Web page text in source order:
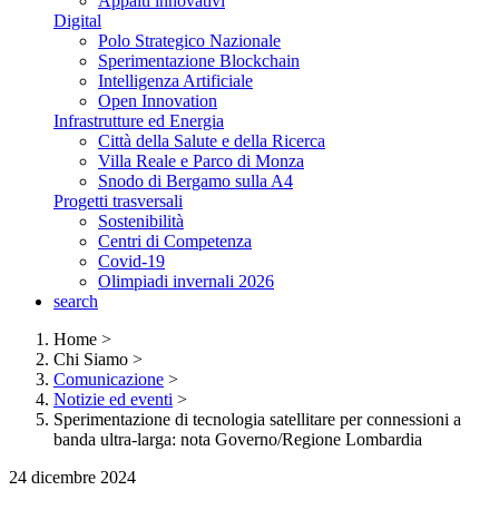
Digital
Polo Strategico Nazionale
Sperimentazione Blockchain
Intelligenza Artificiale
Open Innovation
Infrastrutture ed Energia
Città della Salute e della Ricerca
Villa Reale e Parco di Monza
Snodo di Bergamo sulla A4
Progetti trasversali
Sostenibilità
Centri di Competenza
Covid-19
Olimpiadi invernali 2026
search
Home >
Chi Siamo >
Comunicazione >
Notizie ed eventi >
Sperimentazione di tecnologia satellitare per connessioni a
banda ultra-larga: nota Governo/Regione Lombardia
24 dicembre 2024